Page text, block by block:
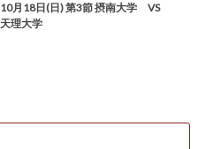
10月18日(日) 第3節 摂南大学 VS
天理大学